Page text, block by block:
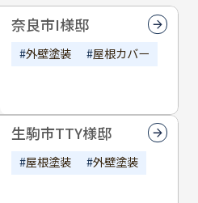
ざいました
奈良市I様邸
外壁塗装 屋根カバー
生駒市TTY様邸
屋根塗装 外壁塗装